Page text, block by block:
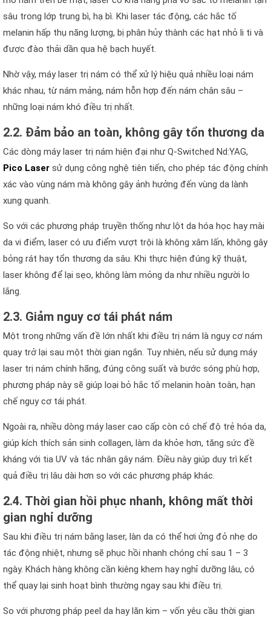
sâu trong lớp trung bì, hạ bì. Khi laser tác động, các hắc tố
melanin hấp thụ năng lượng, bị phân hủy thành các hạt nhỏ li ti và
được đào thải dần qua hệ bạch huyết.
Nhờ vậy, máy laser trị nám có thể xử lý hiệu quả nhiều loại nám
khác nhau, từ nám mảng, nám hỗn hợp đến nám chân sâu –
những loại nám khó điều trị nhất.
2.2. Đảm bảo an toàn, không gây tổn thương da
Các dòng máy laser trị nám hiện đại như Q-Switched Nd:YAG,
Pico Laser sử dụng công nghệ tiên tiến, cho phép tác động chính
xác vào vùng nám mà không gây ảnh hưởng đến vùng da lành
xung quanh.
So với các phương pháp truyền thống như lột da hóa học hay mài
da vi điểm, laser có ưu điểm vượt trội là không xâm lấn, không gây
bỏng rát hay tổn thương da sâu. Khi thực hiện đúng kỹ thuật,
laser không để lại sẹo, không làm mỏng da như nhiều người lo
lắng.
2.3. Giảm nguy cơ tái phát nám
Một trong những vấn đề lớn nhất khi điều trị nám là nguy cơ nám
quay trở lại sau một thời gian ngắn. Tuy nhiên, nếu sử dụng máy
laser trị nám chính hãng, đúng công suất và bước sóng phù hợp,
phương pháp này sẽ giúp loại bỏ hắc tố melanin hoàn toàn, hạn
chế nguy cơ tái phát.
Ngoài ra, nhiều dòng máy laser cao cấp còn có chế độ trẻ hóa da,
giúp kích thích sản sinh collagen, làm da khỏe hơn, tăng sức đề
kháng với tia UV và tác nhân gây nám. Điều này giúp duy trì kết
quả điều trị lâu dài hơn so với các phương pháp khác.
2.4. Thời gian hồi phục nhanh, không mất thời
gian nghỉ dưỡng
Sau khi điều trị nám bằng laser, làn da có thể hơi ửng đỏ nhẹ do
tác động nhiệt, nhưng sẽ phục hồi nhanh chóng chỉ sau 1 – 3
ngày. Khách hàng không cần kiêng khem hay nghỉ dưỡng lâu, có
thể quay lại sinh hoạt bình thường ngay sau khi điều trị.
So với phương pháp peel da hay lăn kim – vốn yêu cầu thời gian